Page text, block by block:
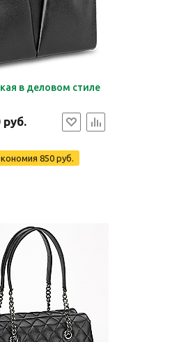
Сумка женская в деловом стиле
руб.
850 руб.